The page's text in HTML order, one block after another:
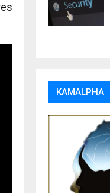
KAMALPHA